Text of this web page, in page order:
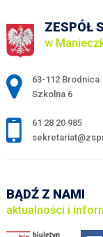
ZESPÓŁ
w
Adres pocztowy:
63-112 Brodnica
Szkolna 6
61 28 20 985
BĄDŹ Z NAMI
aktualności i